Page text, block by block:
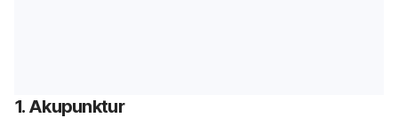
1. Akupunktur